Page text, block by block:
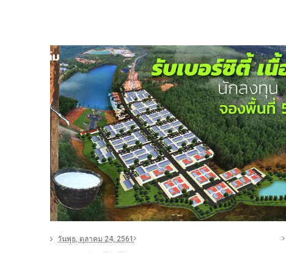
วันพุธ, ตุลาคม 24, 2561